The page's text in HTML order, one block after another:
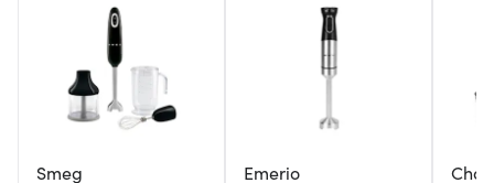
Smeg Emerio